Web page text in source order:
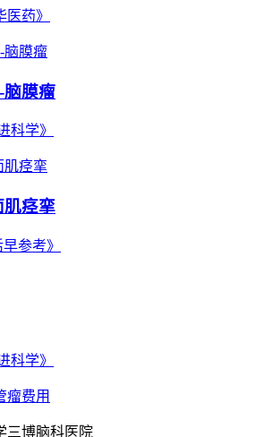
药》
脑膜瘤
科学》
肌痉挛
参考》
科学》
瘤费用
三博脑科医院